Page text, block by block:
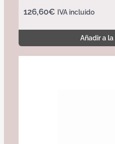
126,60€ IVA incluido
Añadir a